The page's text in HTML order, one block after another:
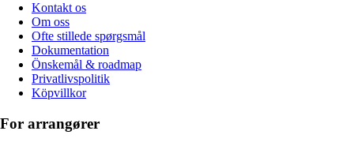
Kontakt os
Om oss
Ofte stillede spørgsmål
Dokumentation
Önskemål & roadmap
Privatlivspolitik
Köpvillkor
For arrangører